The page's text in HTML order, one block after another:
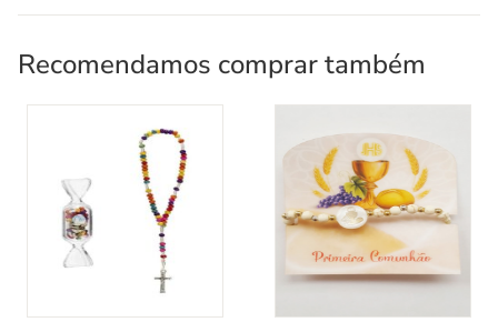
Recomendamos comprar também